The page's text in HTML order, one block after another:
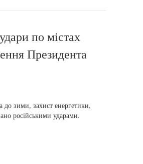
по містах
Президента
до зими, захист енергетики,
російськими ударами.